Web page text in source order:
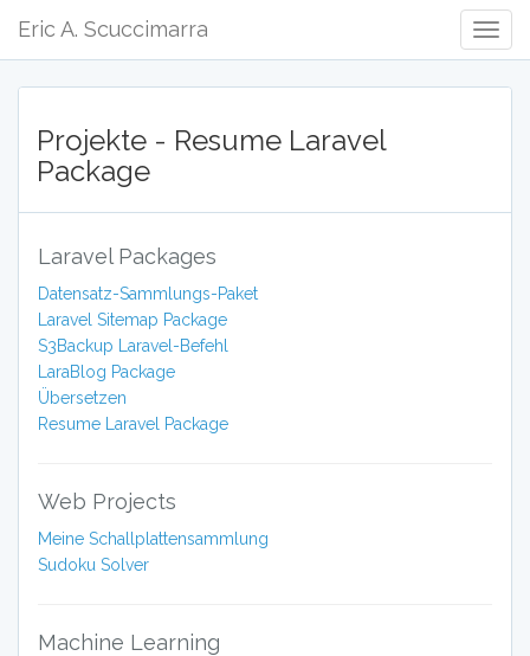
Eric A. Scuccimarra
Projekte - Resume Laravel
Package
Laravel Packages
Datensatz-Sammlungs-Paket
Laravel Sitemap Package
S3Backup Laravel-Befehl
LaraBlog Package
Übersetzen
Resume Laravel Package
Web Projects
Meine Schallplattensammlung
Sudoku Solver
Machine Learning